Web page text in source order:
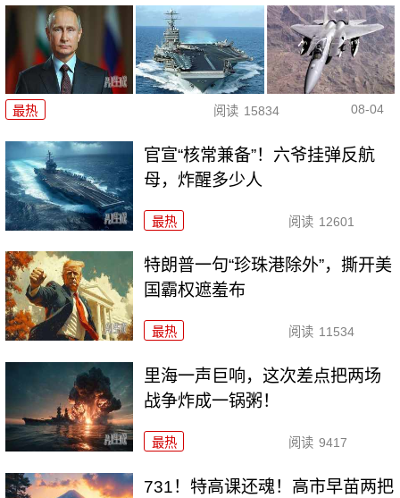
最热 阅读 15834 08-04
官宣“核常兼备”！六爷挂弹反航
母，炸醒多少人
最热 阅读 12601
特朗普一句“珍珠港除外”，撕开美
国霸权遮羞布
最热 阅读 11534
里海一声巨响，这次差点把两场
战争炸成一锅粥！
最热 阅读 9417
731！特高课还魂！高市早苗两把